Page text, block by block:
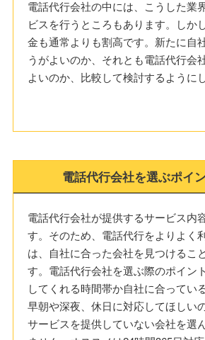
電話代行会社の中には、こうした業
ビスを行うところもあります。しか
金も通常よりも割高です。新たに自
うがよいのか、それとも電話代行会
よいのか、比較して検討するように
電話代行会社を選ぶポイ
電話代行会社が提供するサービス内
す。そのため、電話代行をよりよく
は、自社に合った会社を見つけるこ
す。電話代行会社を選ぶ際のポイン
してくれる時間帯か自社に合ってい
早朝や深夜、休日に対応してほしい
サービスを提供していない会社を選